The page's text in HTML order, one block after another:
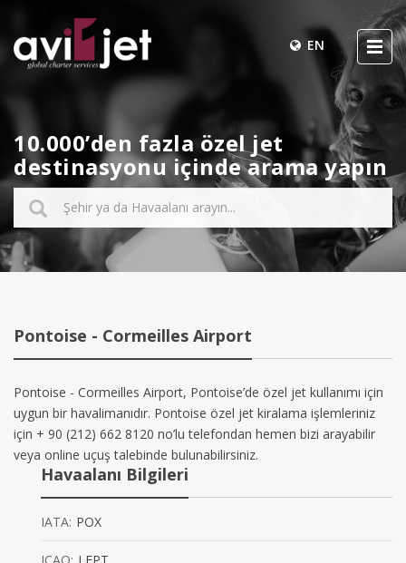
EN
10.000’den fazla özel jet
destinasyonu içinde arama yapın
Pontoise - Cormeilles Airport
Pontoise - Cormeilles Airport, Pontoise’de özel jet kullanımı için
uygun bir havalimanıdır. Pontoise özel jet kiralama işlemleriniz
için + 90 (212) 662 8120 no’lu telefondan hemen bizi arayabilir
veya online uçuş talebinde bulunabilirsiniz.
Havaalanı Bilgileri
IATA: POX